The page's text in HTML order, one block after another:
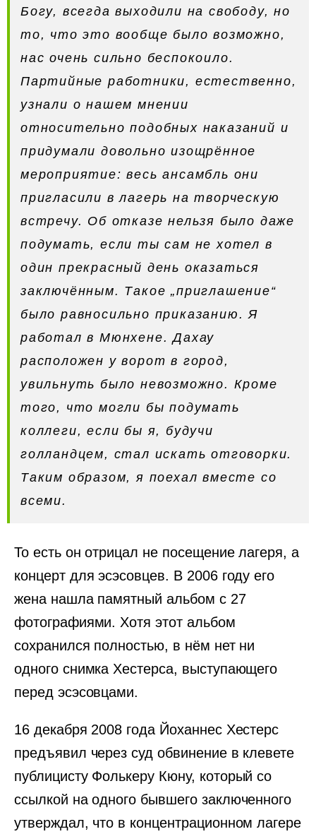
Богу, всегда выходили на свободу, но
то, что это вообще было возможно,
нас очень сильно беспокоило.
Партийные работники, естественно,
узнали о нашем мнении
относительно подобных наказаний и
придумали довольно изощрённое
мероприятие: весь ансамбль они
пригласили в лагерь на творческую
встречу. Об отказе нельзя было даже
подумать, если ты сам не хотел в
один прекрасный день оказаться
заключённым. Такое „приглашение“
было равносильно приказанию. Я
работал в Мюнхене. Дахау
расположен у ворот в город,
увильнуть было невозможно. Кроме
того, что могли бы подумать
коллеги, если бы я, будучи
голландцем, стал искать отговорки.
Таким образом, я поехал вместе со
всеми.
То есть он отрицал не посещение лагеря, а
концерт для эсэсовцев. В 2006 году его
жена нашла памятный альбом с 27
фотографиями. Хотя этот альбом
сохранился полностью, в нём нет ни
одного снимка Хестерса, выступающего
перед эсэсовцами.
16 декабря 2008 года Йоханнес Хестерс
предъявил через суд обвинение в клевете
публицисту Фолькеру Кюну, который со
ссылкой на одного бывшего заключенного
утверждал, что в концентрационном лагере